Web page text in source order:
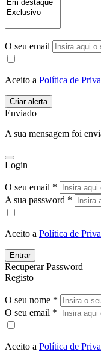
O seu email
Aceito a Política de
Enviado
A sua mensagem foi
Login
O seu email *
A sua password *
Aceito a Política de
Entrar
Recuperar Password
Registo
O seu nome *
O seu email *
Aceito a Política de